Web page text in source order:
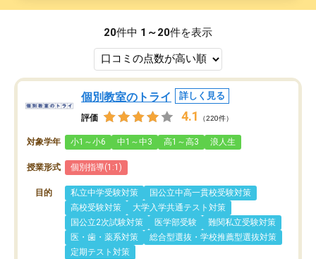
20件中 1～20件を表示
個別教室のトライ 詳しく見る
評価 4.1 （220件）
対象学年 小1～小6 中1～中3 高1～高3 浪人生
授業形式 個別指導(1:1)
目的 私立中学受験対策
国公立中高一貫校受験対策
高校受験対策
大学入学共通テスト対策
国公立2次試験対策
医学部受験
難関私立受験対策
医・歯・薬系対策
総合型選抜・学校推薦型選抜対策
定期テスト対策